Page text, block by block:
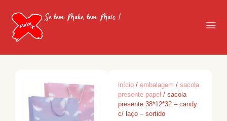
Se tem Make, tem Mais !
início /embalagem /sacola
presente papel / sacola
presente 38*12*32 – candy
c/ laço – sortido